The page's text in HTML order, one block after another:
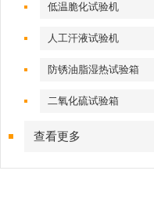
低温脆化试验机
人工汗液试验机
防锈油脂湿热试验箱
二氧化硫试验箱
查看更多